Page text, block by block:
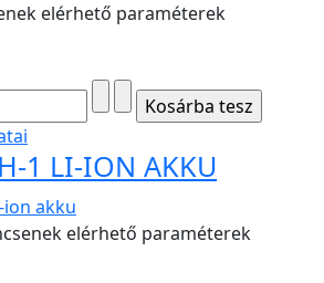
elérhető paraméterek
1 LI-ION AKKU
elérhető paraméterek